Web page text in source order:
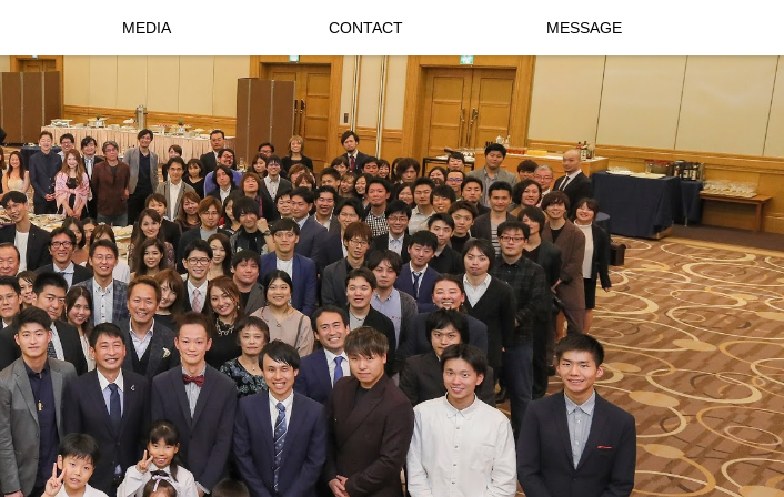
MEDIA CONTACT MESSAGE